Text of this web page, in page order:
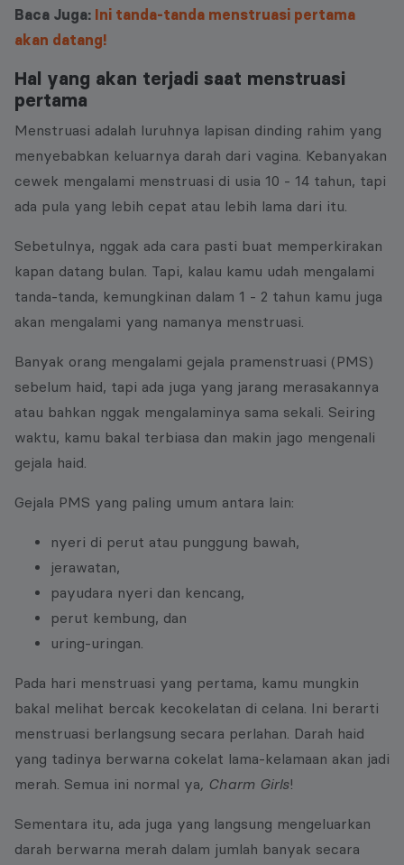
Baca Juga: Ini tanda-tanda menstruasi pertama
akan datang!
Hal yang akan terjadi saat menstruasi
pertama
Menstruasi adalah luruhnya lapisan dinding rahim yang
menyebabkan keluarnya darah dari vagina. Kebanyakan
cewek mengalami menstruasi di usia 10 - 14 tahun, tapi
ada pula yang lebih cepat atau lebih lama dari itu.
Sebetulnya, nggak ada cara pasti buat memperkirakan
kapan datang bulan. Tapi, kalau kamu udah mengalami
tanda-tanda, kemungkinan dalam 1 - 2 tahun kamu juga
akan mengalami yang namanya menstruasi.
Banyak orang mengalami gejala pramenstruasi (PMS)
sebelum haid, tapi ada juga yang jarang merasakannya
atau bahkan nggak mengalaminya sama sekali. Seiring
waktu, kamu bakal terbiasa dan makin jago mengenali
gejala haid.
Gejala PMS yang paling umum antara lain:
nyeri di perut atau punggung bawah,
jerawatan,
payudara nyeri dan kencang,
perut kembung, dan
uring-uringan.
Pada hari menstruasi yang pertama, kamu mungkin
bakal melihat bercak kecokelatan di celana. Ini berarti
menstruasi berlangsung secara perlahan. Darah haid
yang tadinya berwarna cokelat lama-kelamaan akan jadi
merah. Semua ini normal ya, Charm Girls!
Sementara itu, ada juga yang langsung mengeluarkan
darah berwarna merah dalam jumlah banyak secara